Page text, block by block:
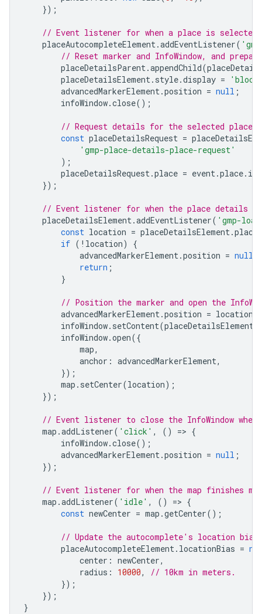
});
// Event listener for when a place is
placeAutocompleteElement.addEventListener(
// Reset marker and InfoWindow, and
placeDetailsParent.appendChild(
placeDetailsElement. style.display =
advancedMarkerElement.position = null ;
infoWindow.close();
// Request details for the selected place.
const placeDetailsRequest =
'gmp-place-details-place-request'
);
placeDetailsRequest.place = event.place. id
});
// Event listener for when the place details
placeDetailsElement.addEventListener( 'gmp-
const location = placeDetailsElement.place
if ( ! location)
{
advancedMarkerElement.position = null
return ;
}
// Position the marker and open the
advancedMarkerElement.position = location
infoWindow. setContent(placeDetailsElement
infoWindow.open({
map,
anchor : advancedMarkerElement,
});
map . setCenter(location);
});
// Event listener to close the InfoWindow
map .addListener( 'click' , () => {
infoWindow.close();
advancedMarkerElement.position = null ;
});
// Event listener for when the map finishes
map .addListener( 'idle' , () => {
const newCenter = map .getCenter();
// Update the autocomplete's location bias
placeAutocompleteElement. locationBias =
center : newCenter,
radius : 10000,
// 10km in meters.
});
});
}